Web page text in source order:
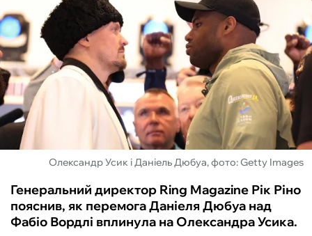
ЧС-2026
ФУТЗАЛ
ІНШІ
БУКМЕКЕРИ
Олександр Усик і Даніель Дюбуа, фото: Getty Images
Генеральний директор Ring Magazine Рік Ріно
пояснив, як перемога Даніеля Дюбуа над
Фабіо Вордлі вплинула на Олександра Усика.